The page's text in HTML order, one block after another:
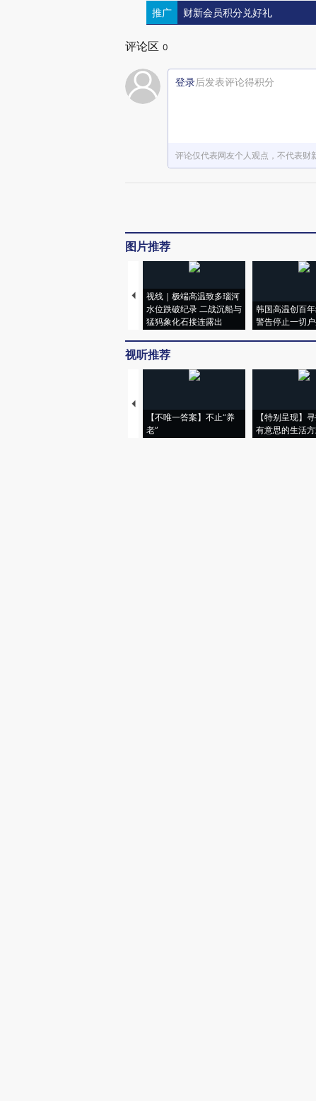
推广 财新会员积分兑好礼
评论区 0
登录后发表评论得积分
评论仅代表网友个人观点，不代表财
图片推荐
视线｜极端高温致多瑙河
水位跌破纪录 二战沉船与
猛犸象化石接连露出
韩国高温创百
警告停止一切
视听推荐
【不唯一答案】不止“养
老”
【特别呈现】
有意思的生活